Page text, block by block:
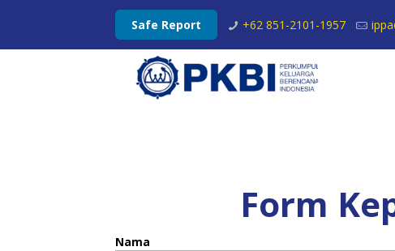
Safe Report +62 851-2101-1957
Form
Nama